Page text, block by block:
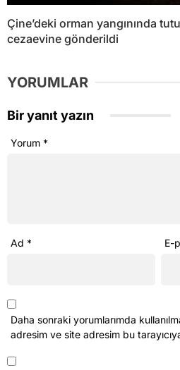
Çine’deki orman yangınında
cezaevine gönderildi
YORUMLAR
Bir yanıt yazın
Yorum *
Ad * E-
Daha sonraki yorumlarımda
adresim ve site adresim bu